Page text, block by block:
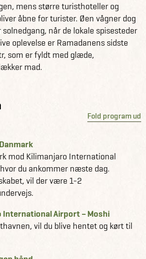
om Tanzania her
fantastiske rejseforslag i Tanzania
mens større turisthoteller og
åbne for turister. Øen vågner dog
når de lokale spisesteder
oplevelse er Ramadanens sidste
som er fyldt med glæde,
mad.
Fold program ud
mod Kilimanjaro International
du ankommer næste dag.
vil der være 1-2
International Airport – Moshi
vil du blive hentet og kørt til